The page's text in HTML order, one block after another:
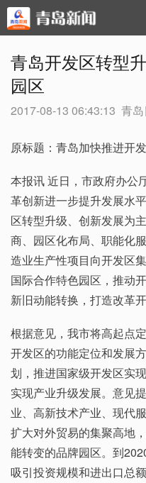
青岛开发区转型
园区
2017-08-13 06:43:13 青
原标题：青岛加快推进开
本报讯 近日，市政府办公
革创新进一步提升发展水
区转型升级、创新发展为
商、园区化布局、职能化
造业生产性项目向开发区
国际合作特色园区，推动
新旧动能转换，打造改革
根据意见，我市将高起点
开发区的功能定位和发展
划，推进国家级开发区实
实现产业升级发展。意见
业、高新技术产业、现代
扩大对外贸易的集聚高地
能转变的品牌园区。到
吸引投资规模和进出口总